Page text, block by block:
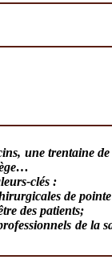
une trentaine
clés :
de
des patients;
de la